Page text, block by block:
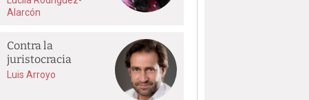
Alarcón
Contra la
juristocracia
Luis Arroyo